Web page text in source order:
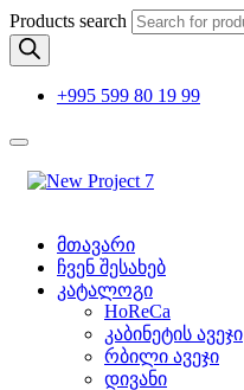
Products search
+995 599 80 19 99
მთავარი
ჩვენ შესახებ
კატალოგი
HoReCa
კაბინეტის ავეჯი
რბილი ავეჯი
დივანი